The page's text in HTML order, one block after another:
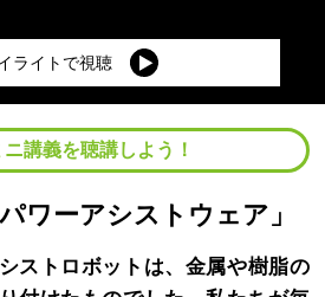
ライトで視聴
講義を聴講しよう！
ワーアシストウェア」
ストロボットは、金属や樹脂の